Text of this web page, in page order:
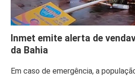
Inmet emite alerta de
da Bahia
Em caso de emergência, a